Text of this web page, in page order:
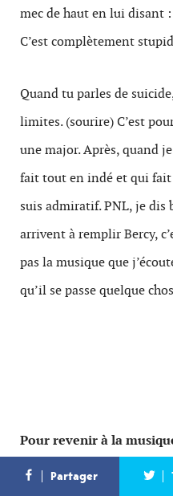
L’équipe
Nous
rejoindre
mec de haut en lui disant :
C’est complètement
Quand tu parles de
limites. (sourire) C’est
une major. Après, quand
fait tout en indé et qui fait
suis admiratif. PNL, je dis
arrivent à remplir Bercy,
pas la musique que
qu’il se passe quelque
Pour revenir à la
que le rap français
Partager